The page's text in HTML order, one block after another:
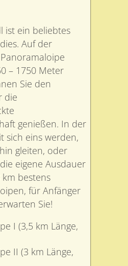
ist ein beliebtes
Auf der
– 1750 Meter
Sie den
die
genießen. In der
sich eins werden,
gleiten, oder
eigene Ausdauer
bestens
für Anfänger
Sie!
I (3,5 km Länge,
II (3 km Länge,